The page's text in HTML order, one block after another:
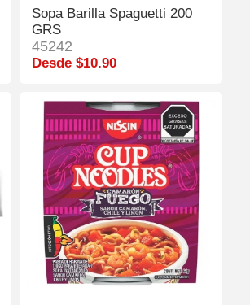
Sopa Barilla Spaguetti 200
GRS
45242
Desde $10.90